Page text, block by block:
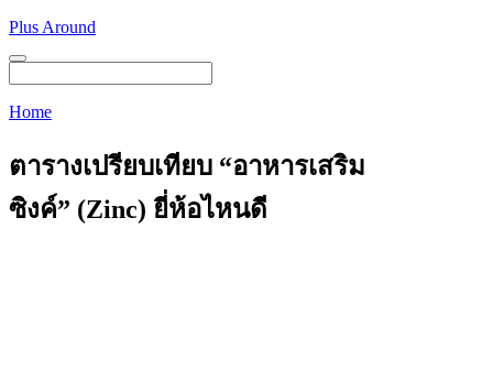
Skip
content
Plus Around
Menu
Home
ตารางเปรียบเทียบ “อาหารเสริม
ซิงค์” (Zinc) ยี่ห้อไหนดี